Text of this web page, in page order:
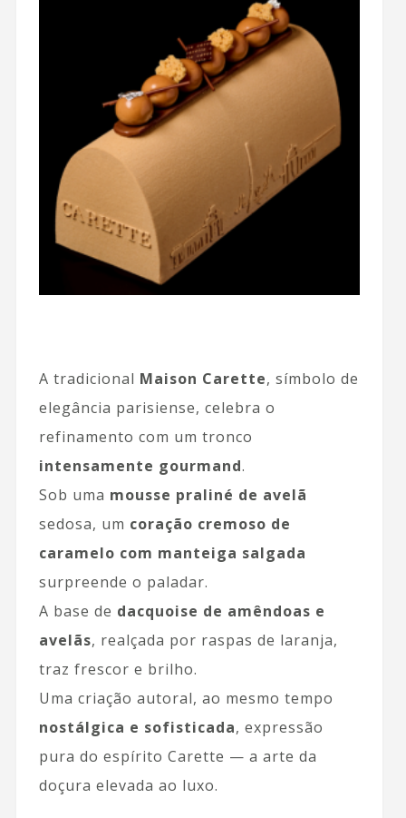
A tradicional Maison Carette, símbolo de
elegância parisiense, celebra o
refinamento com um tronco
intensamente gourmand.
Sob uma mousse praliné de avelã
sedosa, um coração cremoso de
caramelo com manteiga salgada
surpreende o paladar.
A base de dacquoise de amêndoas e
avelãs, realçada por raspas de laranja,
traz frescor e brilho.
Uma criação autoral, ao mesmo tempo
nostálgica e sofisticada, expressão
pura do espírito Carette — a arte da
doçura elevada ao luxo.